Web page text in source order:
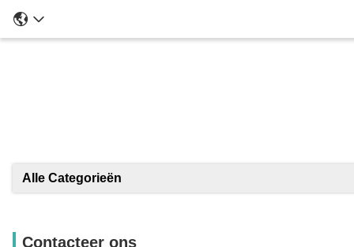
Alle Categorieën
Contacteer ons